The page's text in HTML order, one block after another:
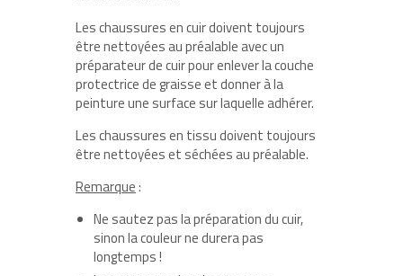
Les chaussures en cuir doivent toujours
être nettoyées au préalable avec un
préparateur de cuir pour enlever la couche
protectrice de graisse et donner à la
peinture une surface sur laquelle adhérer.
Les chaussures en tissu doivent toujours
être nettoyées et séchées au préalable.
Remarque:
Ne sautez pas la préparation du cuir,
sinon la couleur ne durera pas
longtemps !